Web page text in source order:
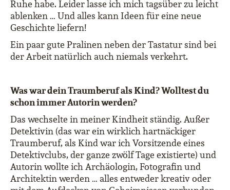
Ruhe habe. Leider lasse ich mich tagsüber zu leicht
ablenken … Und alles kann Ideen für eine neue
Geschichte liefern!
Ein paar gute Pralinen neben der Tastatur sind bei
der Arbeit natürlich auch niemals verkehrt.
Was war dein Traumberuf als Kind? Wolltest du
schon immer Autorin werden?
Das wechselte in meiner Kindheit ständig. Außer
Detektivin (das war ein wirklich hartnäckiger
Traumberuf, als Kind war ich Vorsitzende eines
Detektivclubs, der ganze zwölf Tage existierte) und
Autorin wollte ich Archäologin, Fotografin und
Architektin werden … alles entweder kreativ oder